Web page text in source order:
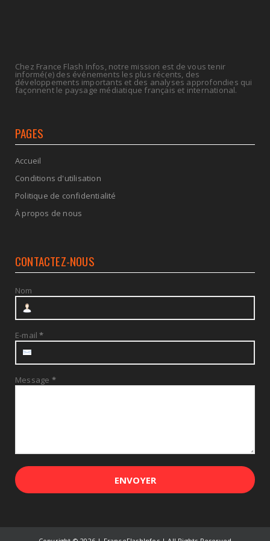
Chez France Flash Infos, notre mission est de vous tenir
informé(e) des événements les plus récents, des
développements importants et des analyses approfondies qui
façonnent le paysage médiatique français et international.
PAGES
Accueil
Conditions d'utilisation
Politique de confidentialité
À propos de nous
CONTACTEZ-NOUS
Nom
E-mail*
Message *